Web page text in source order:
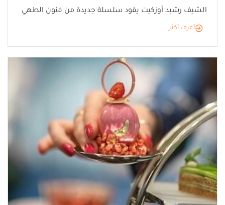
الشيف رشيد أوزكيت يقود سلسلة جديدة من فنون الطهي
أعرف أكثر